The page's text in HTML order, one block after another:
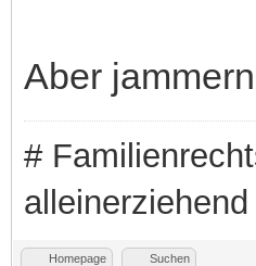
Aber
#
Homepage Suchen